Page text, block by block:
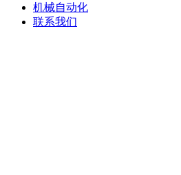
机械自动化
联系我们